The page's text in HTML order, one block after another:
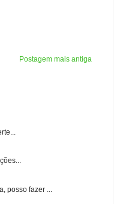
Postagem mais antiga
posso fazer ...